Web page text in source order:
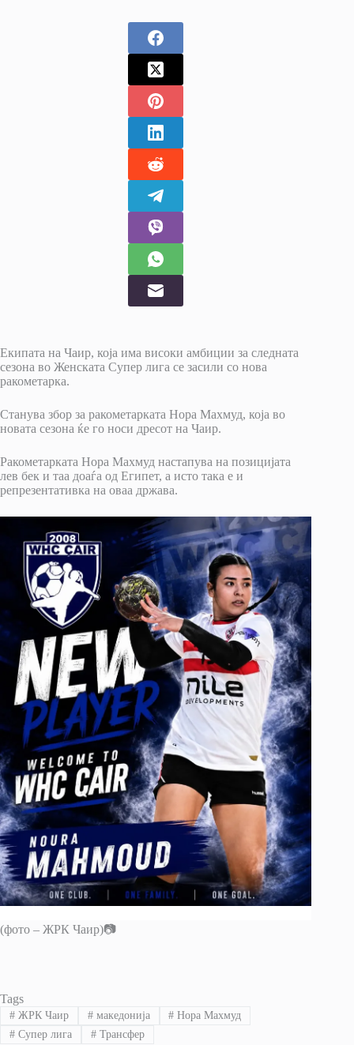
Екипата на Чаир, која има високи амбиции за следната
сезона во Женската Супер лига се засили со нова
ракометарка.
Станува збор за ракометарката Нора Махмуд, која во
новата сезона ќе го носи дресот на Чаир.
Ракометарката Нора Махмуд настапува на позицијата
лев бек и таа доаѓа од Египет, а исто така е и
репрезентативка на оваа држава.
(фото – ЖРК Чаир)📷
Tags
#ЖРК Чаир #македонија # Нора Махмуд
#Супер лига #Трансфер